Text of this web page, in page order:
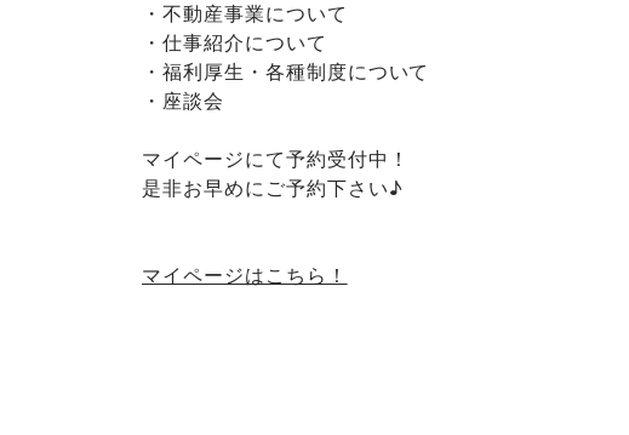
・不動産事業について
・仕事紹介について
・福利厚生・各種制度について
・座談会
マイページにて予約受付中！
是非お早めにご予約下さい♪
マイページはこちら！